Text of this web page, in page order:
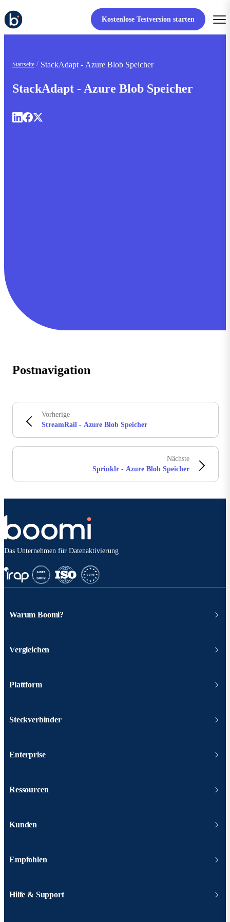
Kostenlose Testversion starten
Startseite StackAdapt - Azure Blob Speicher
StackAdapt - Azure Blob Speicher
Postnavigation
Vorherige
StreamRail - Azure Blob Speicher
Nächste
Sprinklr - Azure Blob Speicher
Das Unternehmen für Datenaktivierung
Warum Boomi?
Vergleichen
Plattform
Steckverbinder
Enterprise
Ressourcen
Kunden
Empfohlen
Hilfe & Support